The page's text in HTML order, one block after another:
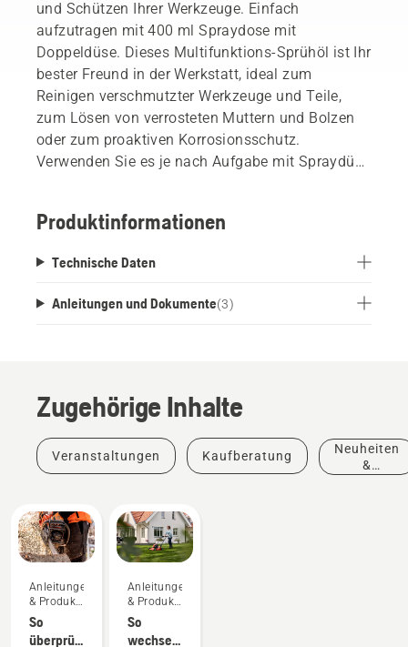
und Schützen Ihrer Werkzeuge. Einfach
aufzutragen mit 400 ml Spraydose mit
Doppeldüse. Dieses Multifunktions-Sprühöl ist Ihr
bester Freund in der Werkstatt, ideal zum
Reinigen verschmutzter Werkzeuge und Teile,
zum Lösen von verrosteten Muttern und Bolzen
oder zum proaktiven Korrosionsschutz.
Verwenden Sie es je nach Aufgabe mit Spraydüse
Produktinformationen
Technische Daten
Anleitungen und Dokumente(3)
Zugehörige Inhalte
Veranstaltungen Kaufberatung
Neuheiten
&
Anleitungen
& Produkt-
Leitfäden
So
überprüfen
Anleitungen
& Produkt-
Leitfäden
So
wechseln